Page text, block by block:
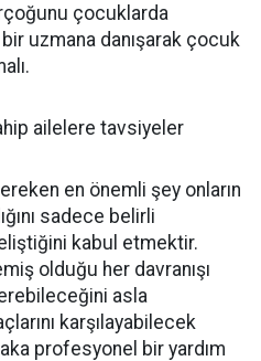
çocuklarda
uzmana danışarak çocuk
ailelere tavsiyeler
en önemli şey onların
sadece belirli
kabul etmektir.
olduğu her davranışı
asla
karşılayabilecek
profesyonel bir yardım